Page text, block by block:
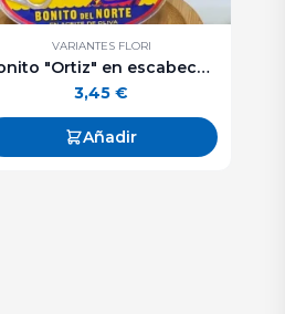
VARIANTES FLORI
Bonito "Ortiz" en escabeche lata ovalada. 112 g. aprox.
3,45€
Añadir